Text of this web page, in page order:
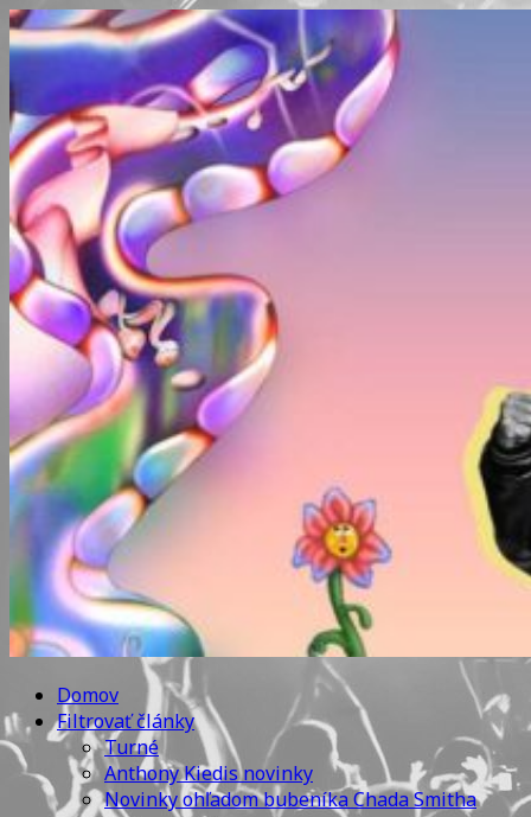
Domov
Filtrovať články
Turné
Anthony Kiedis novinky
Novinky ohľadom bubeníka Chada Smitha